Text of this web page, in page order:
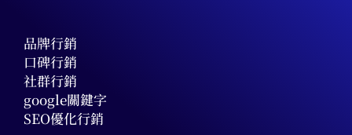
品牌行銷
口碑行銷
社群行銷
google關鍵字
SEO優化行銷